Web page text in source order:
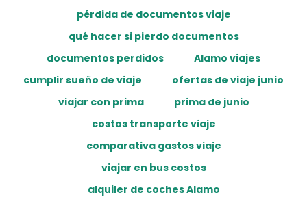
pérdida de documentos viaje
qué hacer si pierdo documentos
documentos perdidos
Alamo viajes
cumplir sueño de viaje
ofertas de viaje junio
viajar con prima
prima de junio
costos transporte viaje
comparativa gastos viaje
viajar en bus costos
alquiler de coches Alamo